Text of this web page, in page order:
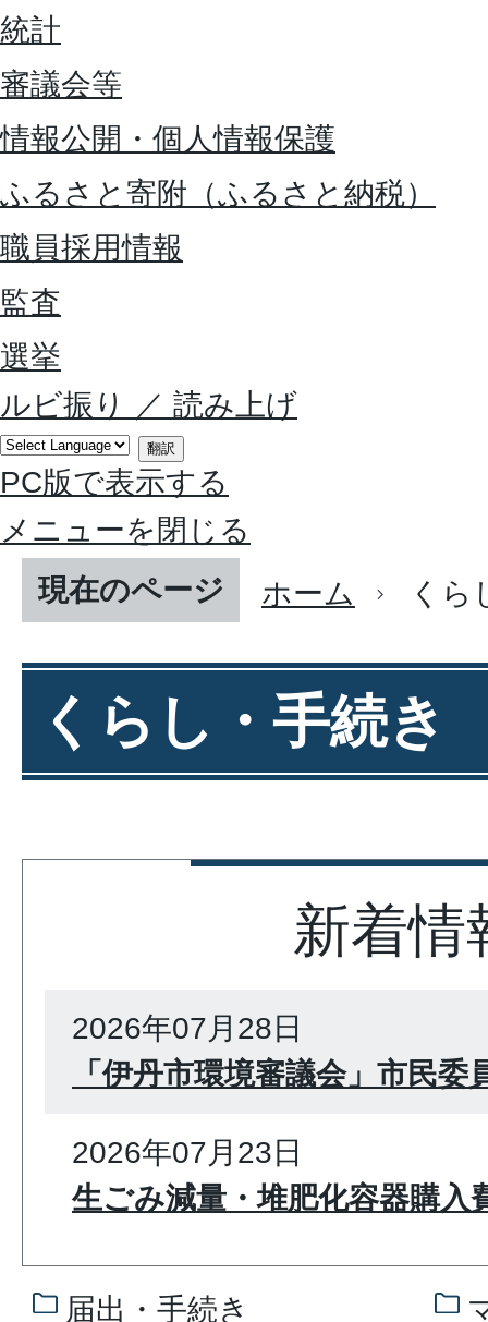
統計
審議会等
情報公開・個人情報保護
ふるさと寄附（ふるさと納税）
職員採用情報
監査
選挙
ルビ振り
／ 読み上げ
翻訳
PC版で表示する
メニューを閉じる
現在のページ
ホーム くら
くらし・手続き
新着情
2026年07月28日
「伊丹市環境審議会」市民
2026年07月23日
生ごみ減量・堆肥化容器購入
届出・手続き